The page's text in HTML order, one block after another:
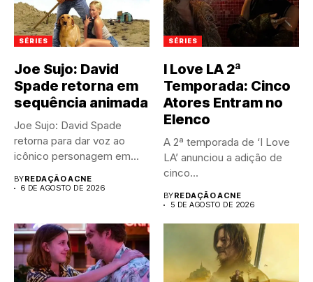
SÉRIES
Joe Sujo: David
Spade retorna em
sequência animada
Joe Sujo: David Spade
retorna para dar voz ao
icônico personagem em...
BYREDAÇÃO ACNE
6 DE AGOSTO DE 2026
SÉRIES
I Love LA 2ª
Temporada: Cinco
Atores Entram no
Elenco
A 2ª temporada de ‘I Love
LA’ anunciou a adição de
cinco...
BYREDAÇÃO ACNE
5 DE AGOSTO DE 2026